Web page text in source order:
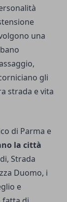
una
gli
strada e vita
di Parma e
la città
Strada
Duomo, i
e